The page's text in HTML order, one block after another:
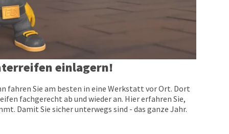
einlagern!
fahren Sie am besten in eine Werkstatt vor Ort. Dort
fachgerecht ab und wieder an. Hier erfahren Sie,
Damit Sie sicher unterwegs sind - das ganze Jahr.